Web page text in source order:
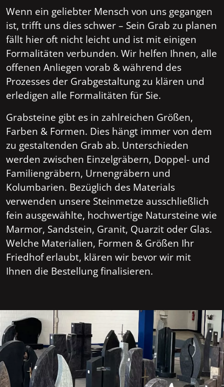
Wenn ein geliebter Mensch von uns gegangen
ist, trifft uns dies schwer – Sein Grab zu planen
fällt hier oft nicht leicht und ist mit einigen
Formalitäten verbunden. Wir helfen Ihnen, alle
offenen Anliegen vorab & während des
Prozesses der Grabgestaltung zu klären und
erledigen alle Formalitäten für Sie.
Grabsteine gibt es in zahlreichen Größen,
Farben & Formen. Dies hängt immer von dem
zu gestaltenden Grab ab. Unterschieden
werden zwischen Einzelgräbern, Doppel- und
Familiengräbern, Urnengräbern und
Kolumbarien. Bezüglich des Materials
verwenden unsere Steinmetze ausschließlich
fein ausgewählte, hochwertige Natursteine wie
Marmor, Sandstein, Granit, Quarzit oder Glas.
Welche Materialien, Formen & Größen Ihr
Friedhof erlaubt, klären wir bevor wir mit
Ihnen die Bestellung finalisieren.